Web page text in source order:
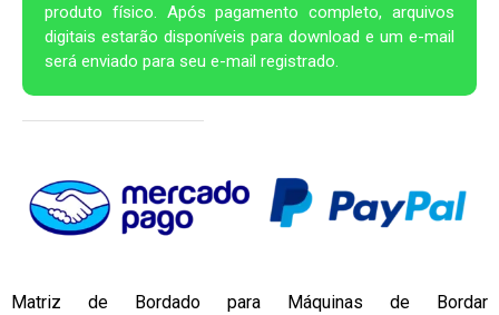
produto físico. Após pagamento completo, arquivos
digitais estarão disponíveis para download e um e-mail
será enviado para seu e-mail registrado.
Matriz de Bordado para Máquinas de Bordar